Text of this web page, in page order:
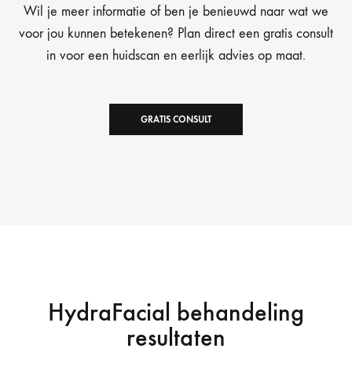
Wil je meer informatie of ben je benieuwd naar wat we
voor jou kunnen betekenen? Plan direct een gratis consult
in voor een huidscan en eerlijk advies op maat.
GRATIS CONSULT
HydraFacial behandeling
resultaten